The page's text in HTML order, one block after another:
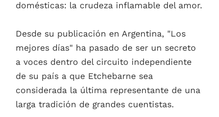
domésticas: la crudeza inflamable del amor.
Desde su publicación en Argentina, "Los
mejores días" ha pasado de ser un secreto
a voces dentro del circuito independiente
de su país a que Etchebarne sea
considerada la última representante de una
larga tradición de grandes cuentistas.